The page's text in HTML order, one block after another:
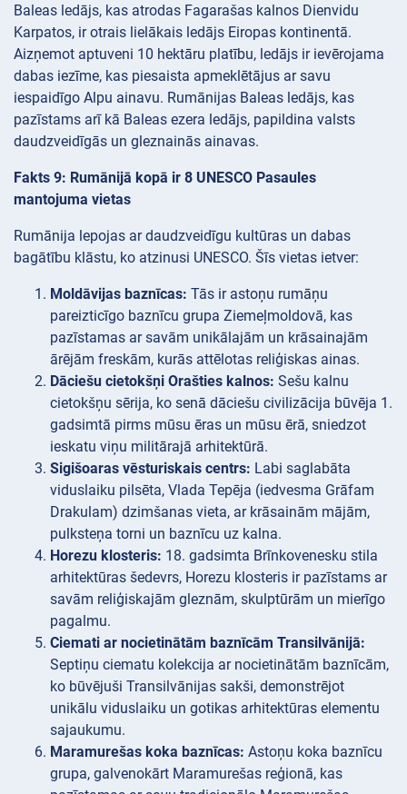
Baleas ledājs, kas atrodas Fagarašas kalnos Dienvidu
Karpatos, ir otrais lielākais ledājs Eiropas kontinentā.
Aizņemot aptuveni 10 hektāru platību, ledājs ir ievērojama
dabas iezīme, kas piesaista apmeklētājus ar savu
iespaidīgo Alpu ainavu. Rumānijas Baleas ledājs, kas
pazīstams arī kā Baleas ezera ledājs, papildina valsts
daudzveidīgās un gleznainās ainavas.
Fakts 9: Rumānijā kopā ir 8 UNESCO Pasaules
mantojuma vietas
Rumānija lepojas ar daudzveidīgu kultūras un dabas
bagātību klāstu, ko atzinusi UNESCO. Šīs vietas ietver:
Moldāvijas baznīcas: Tās ir astoņu rumāņu
pareizticīgo baznīcu grupa Ziemeļmoldovā, kas
pazīstamas ar savām unikālajām un krāsainajām
ārējām freskām, kurās attēlotas reliģiskas ainas.
Dāciešu cietokšņi Orašties kalnos: Sešu kalnu
cietokšņu sērija, ko senā dāciešu civilizācija būvēja 1.
gadsimtā pirms mūsu ēras un mūsu ērā, sniedzot
ieskatu viņu militārajā arhitektūrā.
Sigišoaras vēsturiskais centrs: Labi saglabāta
viduslaiku pilsēta, Vlada Tepēja (iedvesma Grāfam
Drakulam) dzimšanas vieta, ar krāsainām mājām,
pulksteņa torni un baznīcu uz kalna.
Horezu klosteris: 18. gadsimta Brīnkovenesku stila
arhitektūras šedevrs, Horezu klosteris ir pazīstams ar
savām reliģiskajām gleznām, skulptūrām un mierīgo
pagalmu.
Ciemati ar nocietinātām baznīcām Transilvānijā:
Septiņu ciematu kolekcija ar nocietinātām baznīcām,
ko būvējuši Transilvānijas sakši, demonstrējot
unikālu viduslaiku un gotikas arhitektūras elementu
sajaukumu.
Maramurešas koka baznīcas: Astoņu koka baznīcu
grupa, galvenokārt Maramurešas reģionā, kas